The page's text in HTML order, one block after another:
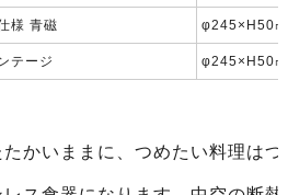
様 青磁 φ245×H50㎜
テージ φ245×H50㎜
かいままに、つめたい料理は